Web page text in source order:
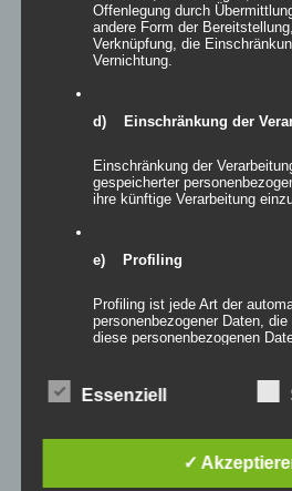
Inflatables AIRNUMBER
Bewertet
5.00von
Details
zur Wunschliste
Offenlegung durch
andere Form der
Verknüpfung, die
Vernichtung.
d) Einschränkung der
Einschränkung der
gespeicherter
ihre künftige Verarbeitung
e) Profiling
Profiling ist jede Art der
personenbezogener Daten,
diese personenbezogenen
insbesondere, um Aspekte
wirtschaftlicher Lage,
Aufenthaltsort oder
Person zu analysieren oder
Essenziell
✓